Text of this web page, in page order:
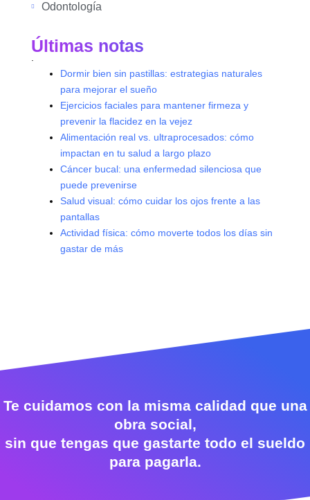
Odontología
Últimas notas
Dormir bien sin pastillas: estrategias naturales
para mejorar el sueño
Ejercicios faciales para mantener firmeza y
prevenir la flacidez en la vejez
Alimentación real vs. ultraprocesados: cómo
impactan en tu salud a largo plazo
Cáncer bucal: una enfermedad silenciosa que
puede prevenirse
Salud visual: cómo cuidar los ojos frente a las
pantallas
Actividad física: cómo moverte todos los días sin
gastar de más
Te cuidamos con la misma calidad que una
obra social,
sin que tengas que gastarte todo el sueldo
para pagarla.